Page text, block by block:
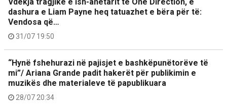
dashura e Liam Payne heq tatuazhet e bëra për të:
Vendosa që…
31/07 19:50
“Hynë fshehurazi në pajisjet e bashkëpunëtorëve të
mi”/ Ariana Grande padit hakerët për publikimin e
muzikës dhe materialeve të papublikuara
28/07 20:34